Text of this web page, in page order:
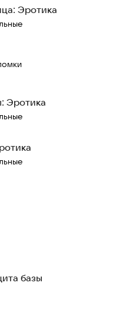
Эротика
Эротика
базы